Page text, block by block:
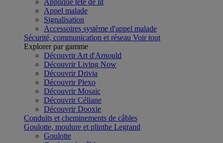
Applique tête de lit
Appel malade
Signalisation
Accessoires système d'appel malade
Sécurité, communication et réseau Voir tout
Explorer par gamme
Découvrir Art d'Arnould
Découvrir Living Now
Découvrir Drivia
Découvrir Plexo
Découvrir Mosaic
Découvrir Céliane
Découvrir Dooxie
Conduits et cheminements de câbles
Goulotte, moulure et plinthe Legrand
Goulotte